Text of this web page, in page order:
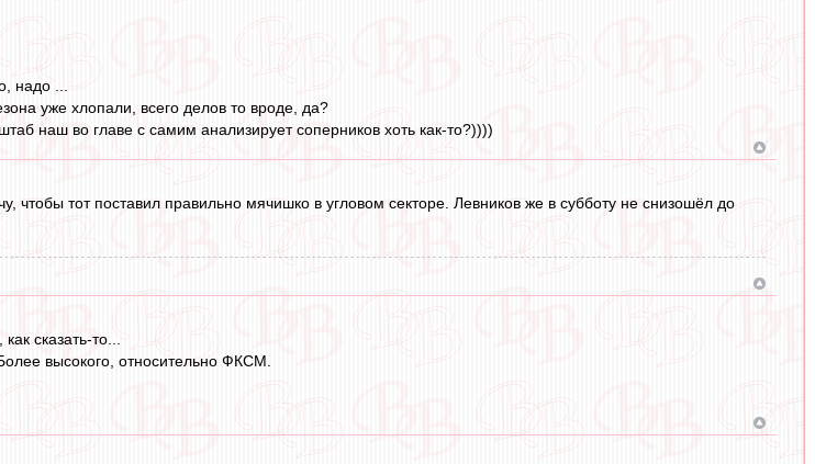
надо ...
уже хлопали, всего делов то вроде, да?
наш во главе с самим анализирует соперников хоть как-то?))))
чтобы тот поставил правильно мячишко в угловом секторе. Левников же в субботу не снизошёл до
сказать-то...
высокого, относительно ФКСМ.